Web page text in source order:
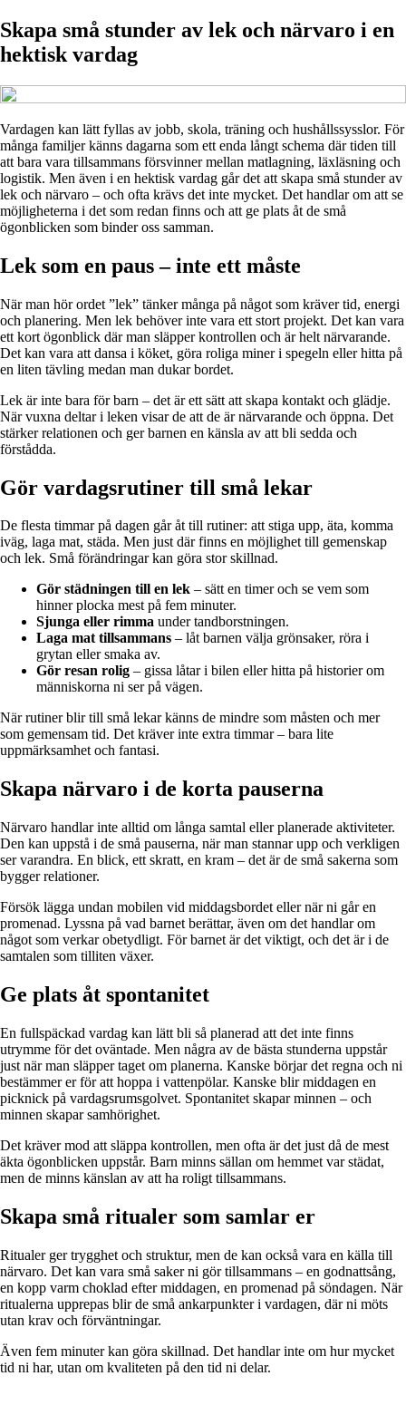
Skapa små stunder av lek och närvaro i en
hektisk vardag
Vardagen kan lätt fyllas av jobb, skola, träning och hushållssysslor. För
många familjer känns dagarna som ett enda långt schema där tiden till
att bara vara tillsammans försvinner mellan matlagning, läxläsning och
logistik. Men även i en hektisk vardag går det att skapa små stunder av
lek och närvaro – och ofta krävs det inte mycket. Det handlar om att se
möjligheterna i det som redan finns och att ge plats åt de små
ögonblicken som binder oss samman.
Lek som en paus – inte ett måste
När man hör ordet ”lek” tänker många på något som kräver tid, energi
och planering. Men lek behöver inte vara ett stort projekt. Det kan vara
ett kort ögonblick där man släpper kontrollen och är helt närvarande.
Det kan vara att dansa i köket, göra roliga miner i spegeln eller hitta på
en liten tävling medan man dukar bordet.
Lek är inte bara för barn – det är ett sätt att skapa kontakt och glädje.
När vuxna deltar i leken visar de att de är närvarande och öppna. Det
stärker relationen och ger barnen en känsla av att bli sedda och
förstådda.
Gör vardagsrutiner till små lekar
De flesta timmar på dagen går åt till rutiner: att stiga upp, äta, komma
iväg, laga mat, städa. Men just där finns en möjlighet till gemenskap
och lek. Små förändringar kan göra stor skillnad.
Gör städningen till en lek – sätt en timer och se vem som
hinner plocka mest på fem minuter.
Sjunga eller rimma under tandborstningen.
Laga mat tillsammans – låt barnen välja grönsaker, röra i
grytan eller smaka av.
Gör resan rolig – gissa låtar i bilen eller hitta på historier om
människorna ni ser på vägen.
När rutiner blir till små lekar känns de mindre som måsten och mer
som gemensam tid. Det kräver inte extra timmar – bara lite
uppmärksamhet och fantasi.
Skapa närvaro i de korta pauserna
Närvaro handlar inte alltid om långa samtal eller planerade aktiviteter.
Den kan uppstå i de små pauserna, när man stannar upp och verkligen
ser varandra. En blick, ett skratt, en kram – det är de små sakerna som
bygger relationer.
Försök lägga undan mobilen vid middagsbordet eller när ni går en
promenad. Lyssna på vad barnet berättar, även om det handlar om
något som verkar obetydligt. För barnet är det viktigt, och det är i de
samtalen som tilliten växer.
Ge plats åt spontanitet
En fullspäckad vardag kan lätt bli så planerad att det inte finns
utrymme för det oväntade. Men några av de bästa stunderna uppstår
just när man släpper taget om planerna. Kanske börjar det regna och ni
bestämmer er för att hoppa i vattenpölar. Kanske blir middagen en
picknick på vardagsrumsgolvet. Spontanitet skapar minnen – och
minnen skapar samhörighet.
Det kräver mod att släppa kontrollen, men ofta är det just då de mest
äkta ögonblicken uppstår. Barn minns sällan om hemmet var städat,
men de minns känslan av att ha roligt tillsammans.
Skapa små ritualer som samlar er
Ritualer ger trygghet och struktur, men de kan också vara en källa till
närvaro. Det kan vara små saker ni gör tillsammans – en godnattsång,
en kopp varm choklad efter middagen, en promenad på söndagen. När
ritualerna upprepas blir de små ankarpunkter i vardagen, där ni möts
utan krav och förväntningar.
Även fem minuter kan göra skillnad. Det handlar inte om hur mycket
tid ni har, utan om kvaliteten på den tid ni delar.